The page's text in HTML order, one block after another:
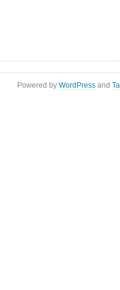
Powered by WordPress and